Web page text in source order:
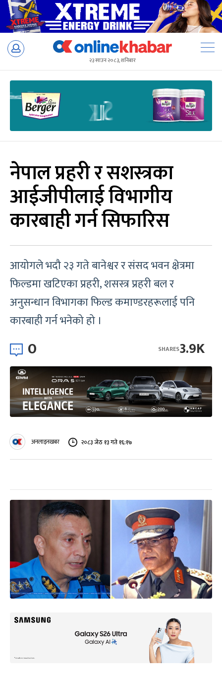
Skip
२३ साउन २०८३, शनिबार
नेपाल प्रहरी र सशस्त्रका
आईजीपीलाई विभागीय
कारबाही गर्न सिफारिस
आयोगले भदौ २३ गते बानेश्वर र संसद भवन क्षेत्रमा
फिल्डमा खटिएका प्रहरी, शसस्त्र प्रहरी बल र
अनुसन्धान विभागका फिल्ड कमाण्डरहरूलाई पनि
कारबाही गर्न भनेको हो ।
0 3.9K
SHARES
अनलाइनखबर २०८३ जेठ १३ गते १६:१७